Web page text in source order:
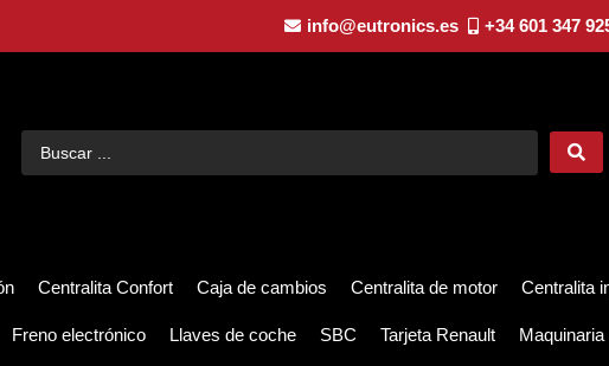
info@eutronics.es +34 601 347
Centralita Confort Caja de cambios Centralita de motor Centralita
Freno electrónico Llaves de coche SBC Tarjeta Renault